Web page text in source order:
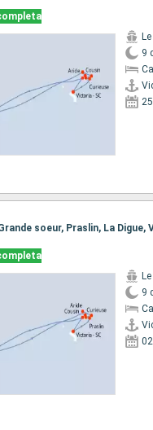
9 d
soeur, Praslin, La Digue,
9 d